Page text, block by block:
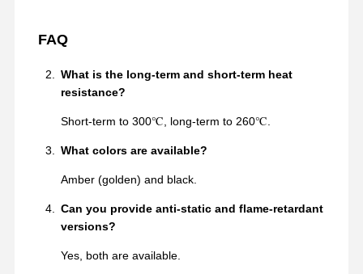
FAQ
What is the long-term and short-term heat
resistance?
Short-term to 300℃, long-term to 260℃.
What colors are available?
Amber (golden) and black.
Can you provide anti-static and flame-retardant
versions?
Yes, both are available.